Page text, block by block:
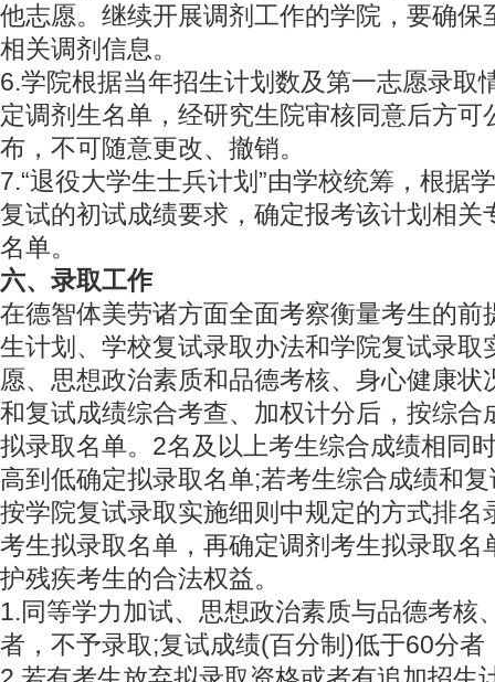
他志愿。继续开展调剂工作的学院，要确保
相关调剂信息。
6.学院根据当年招生计划数及第一志愿录取
定调剂生名单，经研究生院审核同意后方可
布，不可随意更改、撤销。
7.“退役大学生士兵计划”由学校统筹，根据
复试的初试成绩要求，确定报考该计划相关
名单。
六、录取工作
在德智体美劳诸方面全面考察衡量考生的前
生计划、学校复试录取办法和学院复试录取
愿、思想政治素质和品德考核、身心健康状
和复试成绩综合考查、加权计分后，按综合
拟录取名单。2名及以上考生综合成绩相同
高到低确定拟录取名单;若考生综合成绩和
按学院复试录取实施细则中规定的方式排名
考生拟录取名单，再确定调剂考生拟录取名
护残疾考生的合法权益。
1.同等学力加试、思想政治素质与品德考核
者，不予录取;复试成绩(百分制)低于60分者